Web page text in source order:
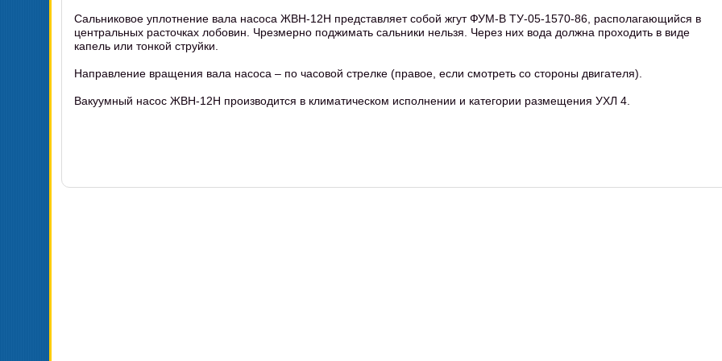
Сальниковое уплотнение вала насоса ЖВН-12Н представляет собой жгут ФУМ-В ТУ-05-1570-86, располагающийся в
центральных расточках лобовин. Чрезмерно поджимать сальники нельзя. Через них вода должна проходить в виде
капель или тонкой струйки.
Направление вращения вала насоса – по часовой стрелке (правое, если смотреть со стороны двигателя).
Вакуумный насос ЖВН-12Н производится в климатическом исполнении и категории размещения УХЛ 4.